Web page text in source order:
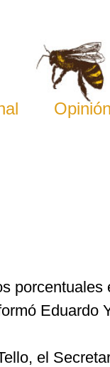
Opinión
Eduardo
el